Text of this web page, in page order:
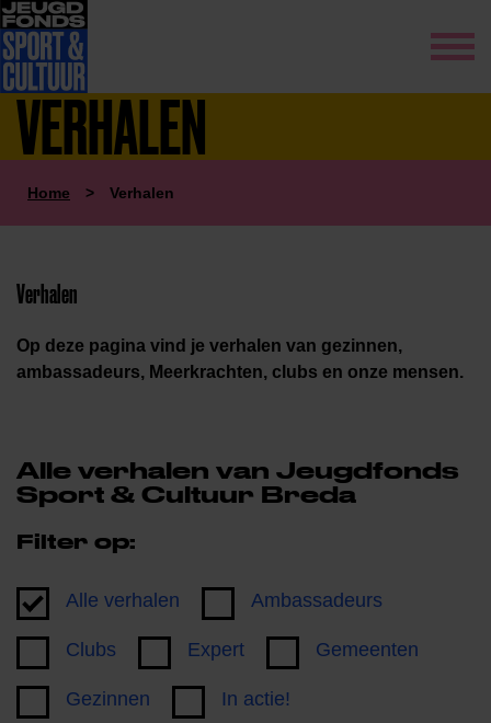
VERHALEN
Home > Verhalen
Verhalen
Op deze pagina vind je verhalen van gezinnen,
ambassadeurs, Meerkrachten, clubs en onze mensen.
Alle verhalen van Jeugdfonds
Sport & Cultuur Breda
Filter op:
Alle verhalen Ambassadeurs
Clubs Expert Gemeenten
Gezinnen In actie!